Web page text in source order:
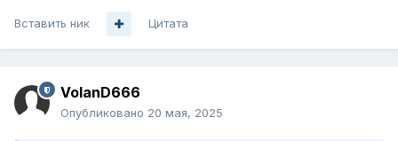
Вставить ник Цитата
VolanD666
Опубликовано 20 мая, 2025